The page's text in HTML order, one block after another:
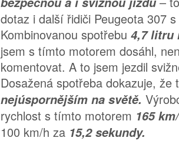
dotaz i další řidiči Peugeota 307
Kombinovanou spotřebu 4,7 litru
jsem s tímto motorem dosáhl,
komentovat. A to jsem jezdil
Dosažená spotřeba dokazuje,
nejúspornějším na světě.
rychlost s tímto motorem 165
100 km/h za 15,2 sekundy.